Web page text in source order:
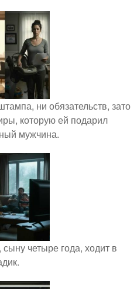
ни обязательств, зато
которую ей подарил
мужчина.
четыре года, ходит в